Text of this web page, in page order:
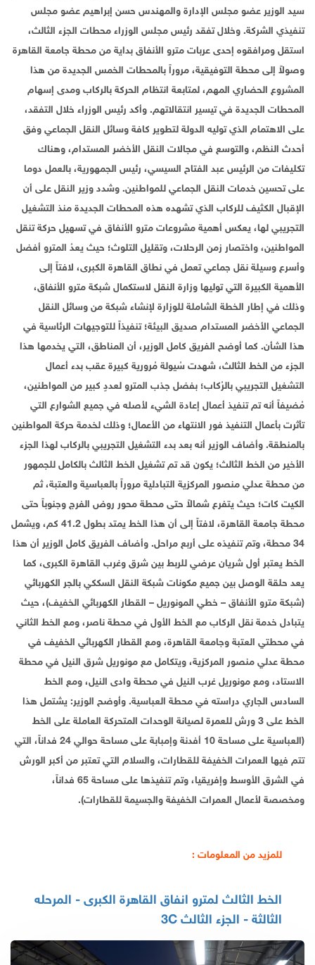
سيد الوزير عضو مجلس الإدارة والمهندس حسن إبراهيم عضو مجلس
تنفيذي الشركة. وخلال تفقد رئيس مجلس الوزراء محطات الجزء الثالث،
استقل ومرافقوه إحدى عربات مترو الأنفاق بداية من محطة جامعة القاهرة
وصولاً إلى محطة التوفيقية، مروراً بالمحطات الخمس الجديدة من هذا
المشروع الحضاري المهم، لمتابعة انتظام الحركة بالركاب ومدى إسهام
المحطات الجديدة في تيسير انتقالاتهم. وأكد رئيس الوزراء خلال التفقد،
على الاهتمام الذي توليه الدولة لتطوير كافة وسائل النقل الجماعي وفق
أحدث النظم، والتوسع في مجالات النقل الأخضر المستدام، وهناك
تكليفات من الرئيس عبد الفتاح السيسي، رئيس الجمهورية، بالعمل دوما
على تحسين خدمات النقل الجماعي للمواطنين. وشدد وزير النقل على أن
الإقبال الكثيف للركاب الذي تشهده هذه المحطات الجديدة منذ التشغيل
التجريبي لها، يعكس أهمية مشروعات مترو الأنفاق في تسهيل حركة تنقل
المواطنين، واختصار زمن الرحلات، وتقليل التلوث؛ حيث يعدُ المترو أفضل
وأسرع وسيلة نقل جماعي تعمل في نطاق القاهرة الكبرى، لافتاً إلى
الأهمية الكبيرة التي توليها وزارة النقل لاستكمال شبكة مترو الأنفاق،
وذلك في إطار الخطة الشاملة للوزارة لإنشاء شبكة من وسائل النقل
الجماعي الأخضر المستدام صديق البيئة؛ تنفيذاً للتوجيهات الرئاسية في
هذا الشأن. كما أوضح الفريق كامل الوزير، أن المناطق، التي يخدمها هذا
الجزء من الخط الثالث، شهدت سُيولة مُرورية كبيرة عقب بدء أعمال
التشغيل التجريبي بالرُكاب؛ بفضل جذب المترو لعددٍ كبير من المواطنين،
مُضيفاً أنه تم تنفيذ أعمال إعادة الشيء لأصله في جميع الشوارع التي
تأثرت بأعمال التنفيذ فور الانتهاء من الأعمال؛ وذلك لخدمة حركة المواطنين
بالمنطقة. وأضاف الوزير أنه بعد بدء التشغيل التجريبي بالركاب لهذا الجزء
الأخير من الخط الثالث؛ يكون قد تم تشغيل الخط الثالث بالكامل للجمهور
من محطة عدلي منصور المركزية التبادلية مروراً بالعباسية والعتبة، ثم
الكيت كات؛ حيث يتفرع شمالاً حتى محطة محور روض الفرج وجنوباً حتى
محطة جامعة القاهرة، لافتاً إلى أن هذا الخط يمتد بطول 41.2 كم، ويشمل
34 محطة، وتم تنفيذه على أربع مراحل. وأضاف الفريق كامل الوزير أن هذا
الخط يعتبر أول شريان عرضي للربط بين شرق وغرب القاهرة الكبرى، كما
يعد حلقة الوصل بين جميع مكونات شبكة النقل السككي بالجر الكهربائي
(شبكة مترو الأنفاق – خطي المونوريل – القطار الكهربائي الخفيف)، حيث
يتبادل خدمة نقل الركاب مع الخط الأول في محطة ناصر، ومع الخط الثاني
في محطتي العتبة وجامعة القاهرة، ومع القطار الكهربائي الخفيف في
محطة عدلي منصور المركزية، ويتكامل مع مونوريل شرق النيل في محطة
الاستاد، ومع مونوريل غرب النيل في محطة وادى النيل، ومع الخط
السادس الجاري دراسته في محطة العباسية. وأوضح الوزير: يشتمل هذا
الخط على 3 ورش للعمرة لصيانة الوحدات المتحركة العاملة على الخط
(العباسية على مساحة 10 أفدنة وإمبابة على مساحة حوالي 24 فداناً، التي
تتم فيها العمرات الخفيفة للقطارات، والسلام التي تعتبر من أكبر الورش
في الشرق الأوسط وإفريقيا، وتم تنفيذها على مساحة 65 فداناً،
ومخصصة لأعمال العمرات الخفيفة والجسيمة للقطارات).
للمزيد من المعلومات :
الخط الثالث لمترو انفاق القاهرة الكبرى - المرحله
الثالثة - الجزء الثالث 3C